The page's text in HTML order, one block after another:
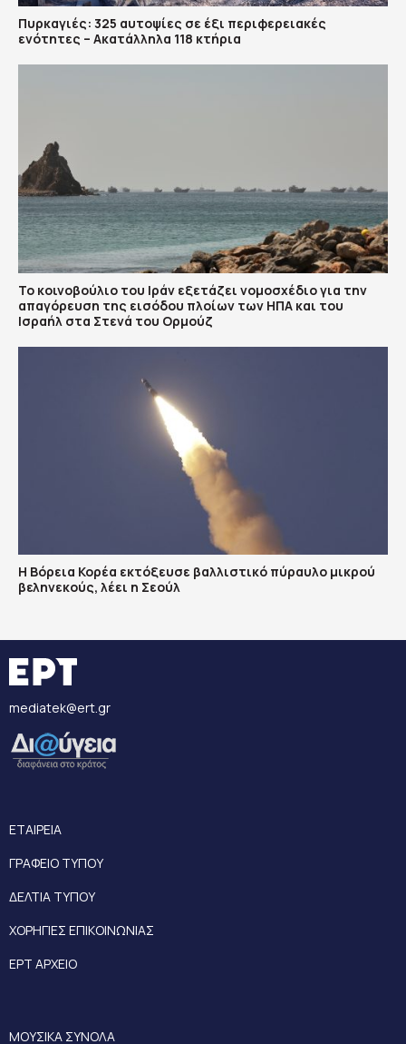
Πυρκαγιές: 325 αυτοψίες σε έξι περιφερειακές
ενότητες – Ακατάλληλα 118 κτήρια
To κοινοβούλιο του Ιράν εξετάζει νομοσχέδιο για την
απαγόρευση της εισόδου πλοίων των ΗΠΑ και του
Ισραήλ στα Στενά του Ορμούζ
Η Βόρεια Κορέα εκτόξευσε βαλλιστικό πύραυλο μικρού
βεληνεκούς, λέει η Σεούλ
mediatek@ert.gr
ΕΤΑΙΡΕΙΑ
ΓΡΑΦΕΙΟ ΤΥΠΟΥ
ΔΕΛΤΙΑ ΤΥΠΟΥ
ΧΟΡΗΓΙΕΣ ΕΠΙΚΟΙΝΩΝΙΑΣ
ΕΡΤ ΑΡΧΕΙΟ
ΜΟΥΣΙΚΑ ΣΥΝΟΛΑ